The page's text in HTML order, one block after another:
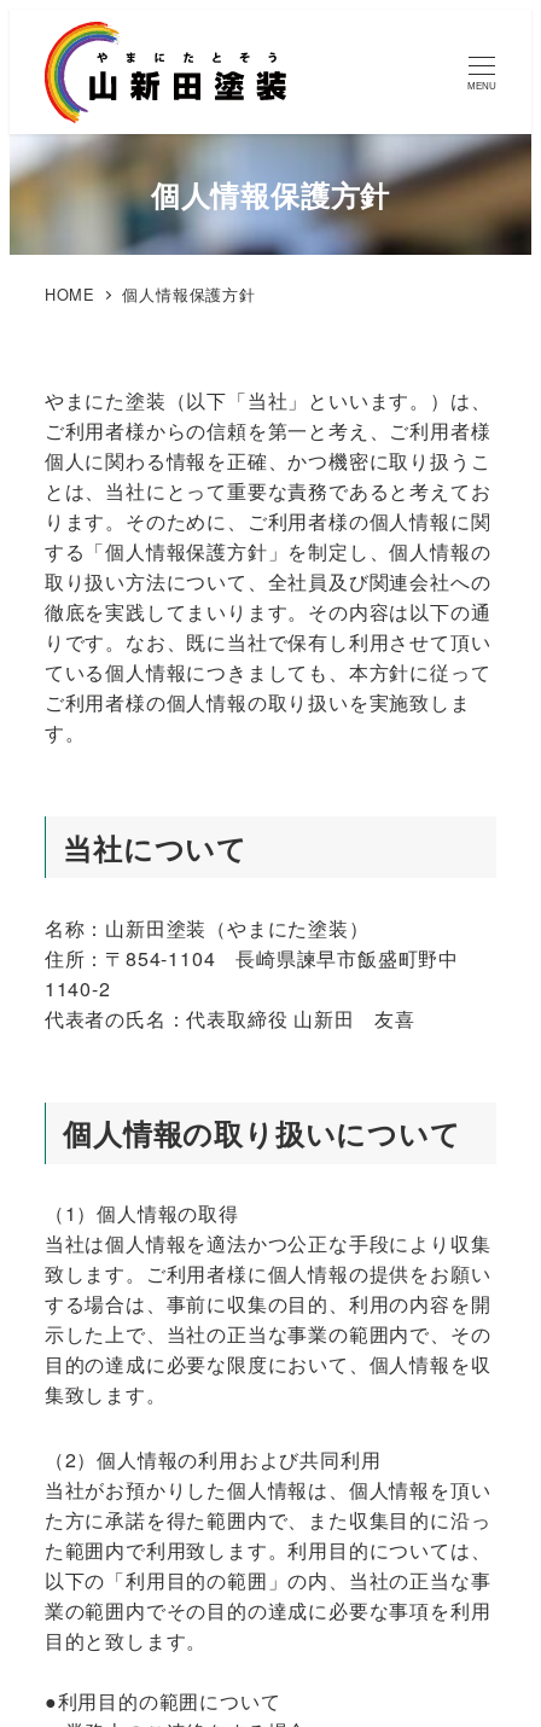
MENU
個人情報保護方針
HOME 個人情報保護方針
やまにた塗装（以下「当社」といいます。）は、
ご利用者様からの信頼を第一と考え、ご利用者様
個人に関わる情報を正確、かつ機密に取り扱うこ
とは、当社にとって重要な責務であると考えてお
ります。そのために、ご利用者様の個人情報に関
する「個人情報保護方針」を制定し、個人情報の
取り扱い方法について、全社員及び関連会社への
徹底を実践してまいります。その内容は以下の通
りです。なお、既に当社で保有し利用させて頂い
ている個人情報につきましても、本方針に従って
ご利用者様の個人情報の取り扱いを実施致しま
す。
当社について
名称：山新田塗装（やまにた塗装）
住所：〒854-1104 長崎県諫早市飯盛町野中
1140-2
代表者の氏名：代表取締役 山新田 友喜
個人情報の取り扱いについて
（1）個人情報の取得
当社は個人情報を適法かつ公正な手段により収集
致します。ご利用者様に個人情報の提供をお願い
する場合は、事前に収集の目的、利用の内容を開
示した上で、当社の正当な事業の範囲内で、その
目的の達成に必要な限度において、個人情報を収
集致します。
（2）個人情報の利用および共同利用
当社がお預かりした個人情報は、個人情報を頂い
た方に承諾を得た範囲内で、また収集目的に沿っ
た範囲内で利用致します。利用目的については、
以下の「利用目的の範囲」の内、当社の正当な事
業の範囲内でその目的の達成に必要な事項を利用
目的と致します。
●利用目的の範囲について